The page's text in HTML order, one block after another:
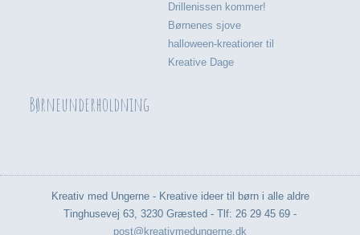
Drillenissen kommer!
Børnenes sjove
halloween-kreationer til
Kreative Dage
Børneunderholdning
Kreativ med Ungerne - Kreative ideer til børn i alle aldre
Tinghusevej 63, 3230 Græsted - Tlf: 26 29 45 69 -
post@kreativmedungerne.dk